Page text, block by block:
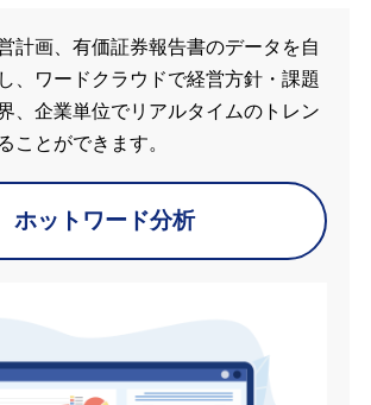
計画、有価証券報告書のデータを自
、ワードクラウドで経営方針・課題
、企業単位でリアルタイムのトレン
ことができます。
ホットワード分析